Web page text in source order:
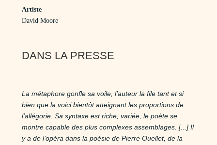
Artiste
David Moore
DANS LA PRESSE
La métaphore gonfle sa voile, l’auteur la file tant et si
bien que la voici bientôt atteignant les proportions de
l’allégorie. Sa syntaxe est riche, variée, le poète se
montre capable des plus complexes assemblages. [...] Il
y a de l’opéra dans la poésie de Pierre Ouellet, de la